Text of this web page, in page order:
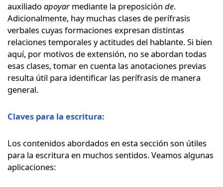
auxiliado apoyar mediante la preposición de.
Adicionalmente, hay muchas clases de perífrasis
verbales cuyas formaciones expresan distintas
relaciones temporales y actitudes del hablante. Si bien
aquí, por motivos de extensión, no se abordan todas
esas clases, tomar en cuenta las anotaciones previas
resulta útil para identificar las perífrasis de manera
general.
Claves para la escritura:
Los contenidos abordados en esta sección son útiles
para la escritura en muchos sentidos. Veamos algunas
aplicaciones: